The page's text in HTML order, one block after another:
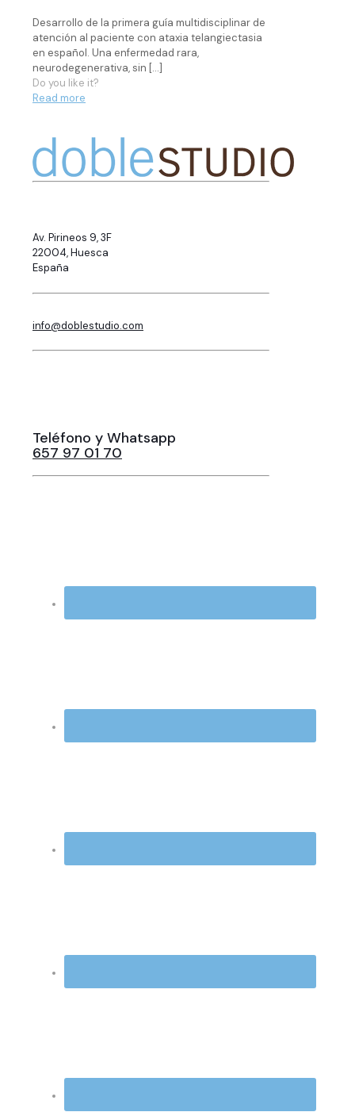
Desarrollo de la primera guía multidisciplinar de
atención al paciente con ataxia telangiectasia
en español. Una enfermedad rara,
neurodegenerativa, sin […]
Do you like it?
Read more
Av. Pirineos 9, 3F
22004, Huesca
España
info@doblestudio.com
Teléfono y Whatsapp
657 97 01 70